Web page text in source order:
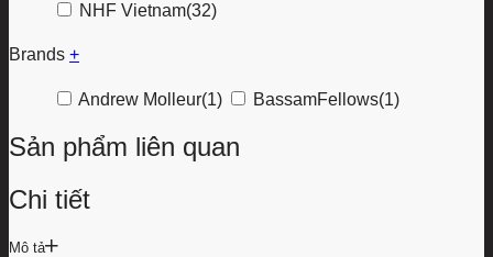
NHF Vietnam(32)
Brands +
Andrew Molleur(1) BassamFellows(1)
Sản phẩm liên quan
Chi tiết
Mô tả